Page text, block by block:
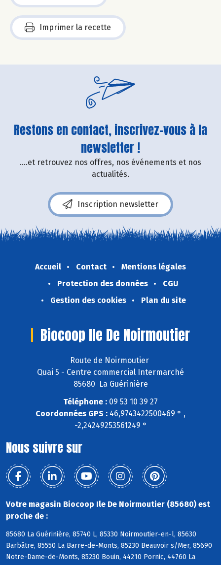
Imprimer la recette
Restons en contact, inscrivez-vous à la
newsletter !
....et retrouvez nos offres, nos événements et nos
actualités.
Inscription newsletter
Accueil Contact
Mentions légales
Protection des données
CGU
Gestion des cookies
Plan du site
Biocoop Ile De Noirmoutier
Route de Noirmoutier
Quai 5 - Centre commercial Intermarché
85680 La Guérinière
Téléphone : 09 53 10 39 27
Coordonnées GPS : 46,9743422500469 ° ,
-2,24249253561249 °
Nous suivre sur
Votre magasin Biocoop Ile De Noirmoutier (85680) est
proche de :
85680 La Guérinière, 85740 L, 85330 Noirmoutier-en-l, 85630
Barbâtre, 85550 La Barre-de-Monts, 85230 Beauvoir s/Mer, 85690
Notre-Dame-de-Monts, 85230 Bouin, 44210 Pornic, 44760 La